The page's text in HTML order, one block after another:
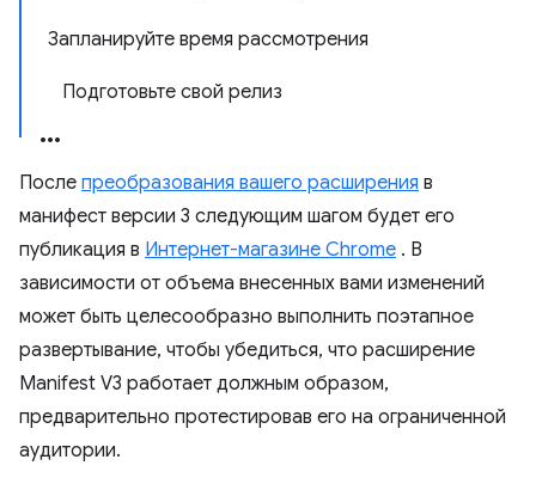
Запланируйте время рассмотрения
Подготовьте свой релиз
После преобразования вашего расширения в
манифест версии 3 следующим шагом будет его
публикация в Интернет-магазине Chrome . В
зависимости от объема внесенных вами изменений
может быть целесообразно выполнить поэтапное
развертывание, чтобы убедиться, что расширение
Manifest V3 работает должным образом,
предварительно протестировав его на ограниченной
аудитории.